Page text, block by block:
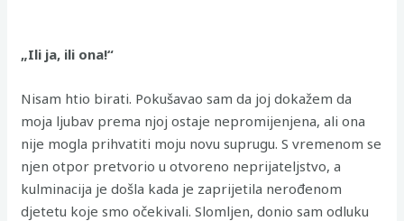
„Ili ja, ili ona!“
Nisam htio birati. Pokušavao sam da joj dokažem da
moja ljubav prema njoj ostaje nepromijenjena, ali ona
nije mogla prihvatiti moju novu suprugu. S vremenom se
njen otpor pretvorio u otvoreno neprijateljstvo, a
kulminacija je došla kada je zaprijetila nerođenom
djetetu koje smo očekivali. Slomljen, donio sam odluku